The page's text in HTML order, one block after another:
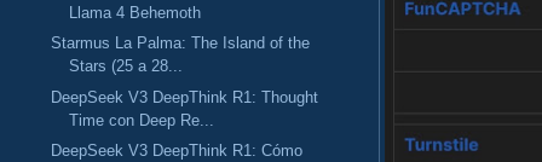
Llama 4 Behemoth
Starmus La Palma: The Island of the
Stars (25 a 28...
DeepSeek V3 DeepThink R1: Thought
Time con Deep Re...
DeepSeek V3 DeepThink R1: Cómo